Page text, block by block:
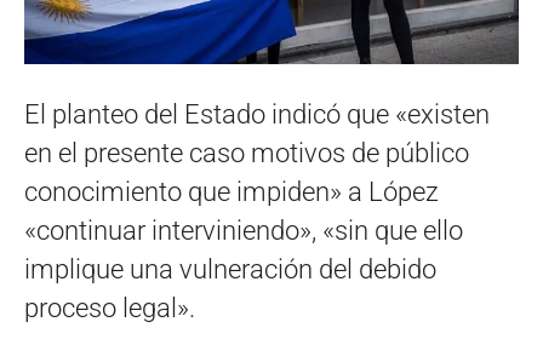
El planteo del Estado indicó que «existen
en el presente caso motivos de público
conocimiento que impiden» a López
«continuar interviniendo», «sin que ello
implique una vulneración del debido
proceso legal».